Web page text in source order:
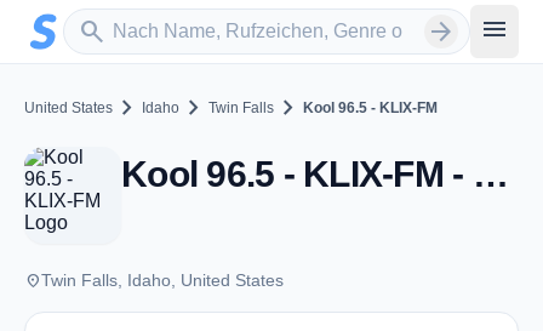
Zum Hauptinhalt springen
search
Sender suchen arrow_forward menu
United States chevron_right Idaho chevron_right Twin Falls chevron_right Kool 96.5 - KLIX-FM
Kool 96.5 - KLIX-FM - FM 96.5 - Twin Falls, ID
placeTwin Falls, Idaho, United States